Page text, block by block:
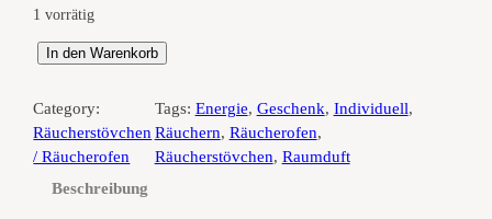
1 vorrätig
u
c
h
In den Warenkorb
Category:
Räucherstövchen
/ Räucherofen
Tags: Energie, Geschenk, Individuell
Räuchern, Räucherofen
Räucherstövchen, Raumduft
Beschreibung